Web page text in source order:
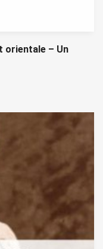
orientale – Un